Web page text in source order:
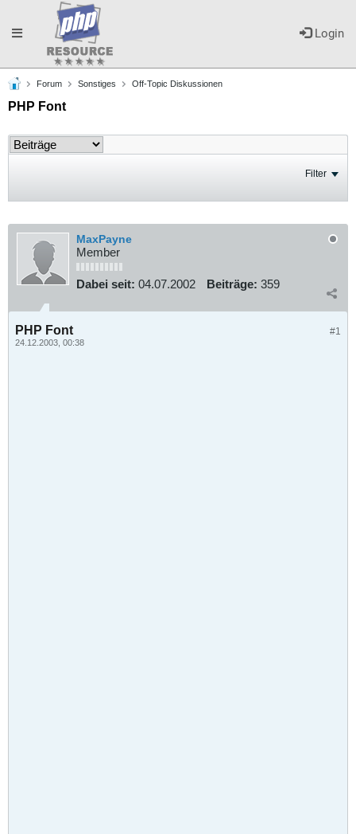
Login
Toggle
navigation
Forum Sonstiges Off-Topic Diskussionen
PHP Font
Filter
MaxPayne
Member
Dabei seit: 04.07.2002 Beiträge: 359
#1
PHP Font
24.12.2003, 00:38